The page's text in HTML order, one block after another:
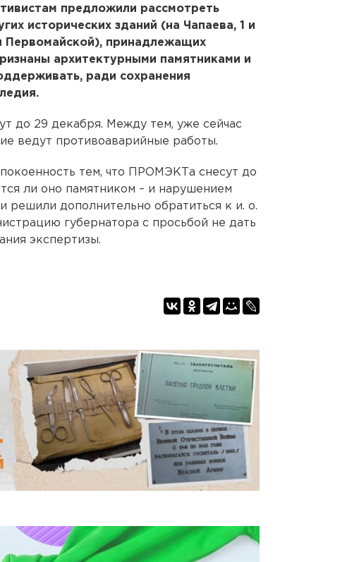
предложили рассмотреть
исторических зданий (на Чапаева, 1 и
Первомайской), принадлежащих
архитектурными памятниками и
ради сохранения
до 29 декабря. Между тем, уже сейчас
ведут противоаварийные работы.
тем, что ПРОМЭКТа снесут до
ли оно памятником – и нарушением
решили дополнительно обратиться к и. о.
губернатора с просьбой не дать
экспертизы.